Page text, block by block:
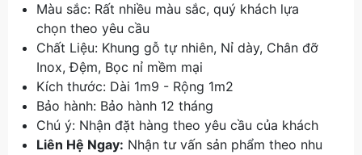
Màu sắc: Rất nhiều màu sắc, quý khách lựa
chọn theo yêu cầu
Chất Liệu: Khung gỗ tự nhiên, Nỉ dày, Chân đỡ
Inox, Đệm, Bọc nỉ mềm mại
Kích thước: Dài 1m9 - Rộng 1m2
Bảo hành: Bảo hành 12 tháng
Chú ý: Nhận đặt hàng theo yêu cầu của khách
Liên Hệ Ngay: Nhận tư vấn sản phẩm theo nhu